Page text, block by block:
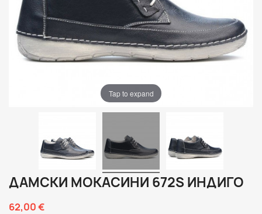
Tap to expand
ДАМСКИ МОКАСИНИ 672S ИНДИГО
62,00 €